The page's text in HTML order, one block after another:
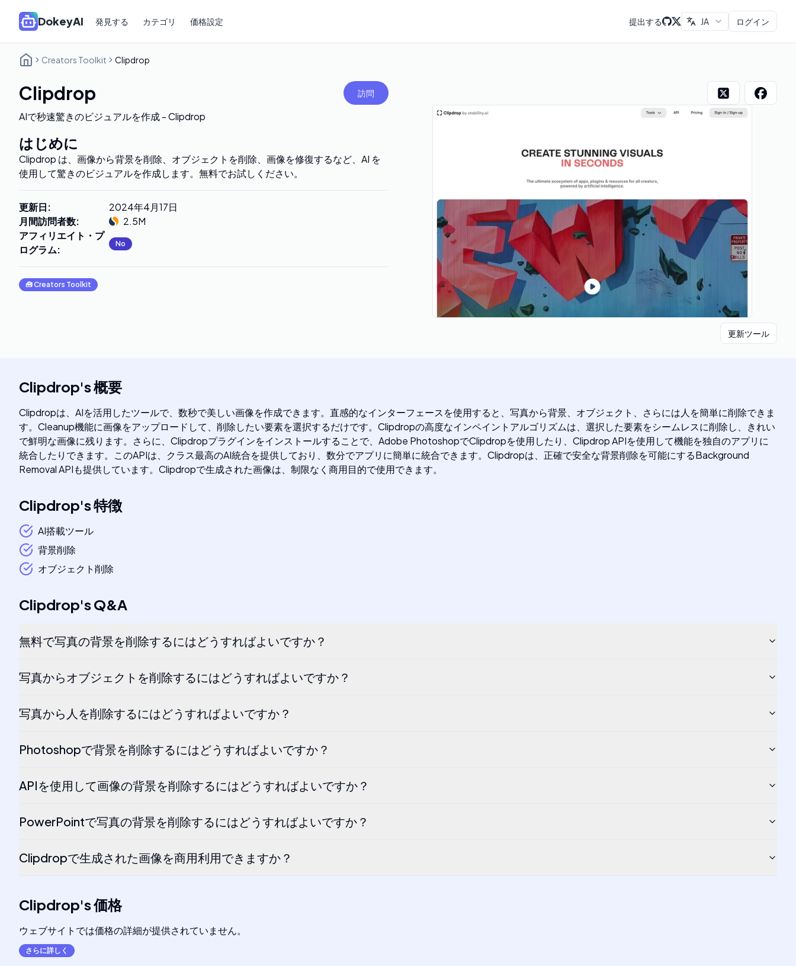
DokeyAI 発見する カテゴリ 価格設定 提出する JA ログイン
Creators Toolkit Clipdrop
Clipdrop 訪問
AIで秒速驚きのビジュアルを作成 - Clipdrop
はじめに
Clipdrop は、画像から背景を削除、オブジェクトを削除、画像を修復するなど、AI を
使用して驚きのビジュアルを作成します。無料でお試しください。
更新日:
2024年4月17日
月間訪問者数:
2.5M
アフィリエイト・プ
ログラム: No
🧰Creators Toolkit
更新ツール
Clipdrop's概要
Clipdropは、AIを活用したツールで、数秒で美しい画像を作成できます。直感的なインターフェースを使用すると、写真から背景、オブジェクト、さらには人を簡単に削除できま
す。Cleanup機能に画像をアップロードして、削除したい要素を選択するだけです。Clipdropの高度なインペイントアルゴリズムは、選択した要素をシームレスに削除し、きれい
で鮮明な画像に残ります。さらに、Clipdropプラグインをインストールすることで、Adobe PhotoshopでClipdropを使用したり、Clipdrop APIを使用して機能を独自のアプリに
統合したりできます。このAPIは、クラス最高のAI統合を提供しており、数分でアプリに簡単に統合できます。Clipdropは、正確で安全な背景削除を可能にするBackground
Removal APIも提供しています。Clipdropで生成された画像は、制限なく商用目的で使用できます。
Clipdrop's特徴
AI搭載ツール
背景削除
オブジェクト削除
Clipdrop'sQ&A
無料で写真の背景を削除するにはどうすればよいですか？
写真からオブジェクトを削除するにはどうすればよいですか？
写真から人を削除するにはどうすればよいですか？
Photoshopで背景を削除するにはどうすればよいですか？
APIを使用して画像の背景を削除するにはどうすればよいですか？
PowerPointで写真の背景を削除するにはどうすればよいですか？
Clipdropで生成された画像を商用利用できますか？
Clipdrop's価格
ウェブサイトでは価格の詳細が提供されていません。
さらに詳しく